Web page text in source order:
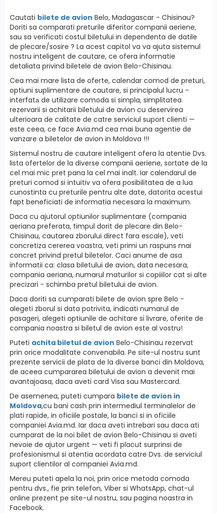
Cautati bilete de avion Belo, Madagascar - Chisinau?
Doriti sa comparati preturile diferitor companii aeriene,
sau sa verificati costul biletului in dependenta de datile
de plecare/sosire ? La acest capitol va va ajuta sistemul
nostru inteligent de cautare, ce ofera informatie
detaliata privind biletele de avion Belo-Chisinau.
Cea mai mare lista de oferte, calendar comod de preturi,
optiuni suplimentare de cautare, si principalul lucru -
interfatа de utilizare comoda si simpla, simplitatea
rezervarii si achitarii biletului de avion cu deservirea
ulterioara de calitate de catre serviciul suport clienti —
este ceea, ce face Avia.md cea mai buna agentie de
vanzare a biletelor de avion in Moldova !!!
Sistemul nostru de cautare inteligent ofera la atentie Dvs.
lista ofertelor de la diverse companii aeriene, sortate de la
cel mai mic pret pana la cel mai inalt. Iar calendarul de
preturi comod si intuitiv va ofera posibilitatea de a lua
cunostinta cu preturile pentru alte date, datorita acestui
fapt beneficiati de informatia necesara la maximum.
Daca cu ajutorul optiunilor suplimentare (compania
aeriana preferata, timpul dorit de plecare din Belo-
Chisinau, cautarea zborului direct fara escale), veti
concretiza cererea voastra, veti primi un raspuns mai
concret privind pretul biletelor. Caci anume de asa
informatii ca: clasa biletului de avion, data necesara,
compania aeriana, numarul maturilor si copiiilor cat si alte
precizari - schimba pretul biletului de avion.
Daca doriti sa cumparati bilete de avion spre Belo -
alegeti zborul si data potrivita, indicati numarul de
pasageri, alegeti optiunile de achitare si livrare, oferite de
compania noastra si biletul de avion este al vostru!
Puteti achita biletul de avion Belo-Chisinau rezervat
prin orice modalitate convenabila. Pe site-ul nostru sunt
prezente servicii de plata de la diverse banci din Moldova,
de aceea cumpararea biletului de avion a devenit mai
avantajoasa, daca aveti card Visa sau Mastercard.
De asemenea, puteti cumpara bilete de avion in
Moldova,cu bani cash prin intermediul terminalelor de
plati rapide, in oficiile postale, la banci si in oficiile
companiei Avia.md. Iar daca aveti intrebari sau daca ati
cumparat de la noi bilet de avion Belo-Chisinau si aveti
nevoie de ajutor urgent — veti fi placut surprinsi de
profesionismul si atentia acordata catre Dvs. de serviciul
suport clientilor al companiei Avia.md.
Mereu puteti apela la noi, prin orice metoda comoda
pentru dvs., fie prin telefon, Viber si WhatsApp, chat-ul
online prezent pe site-ul nostru, sau pagina noastra in
Facebook.